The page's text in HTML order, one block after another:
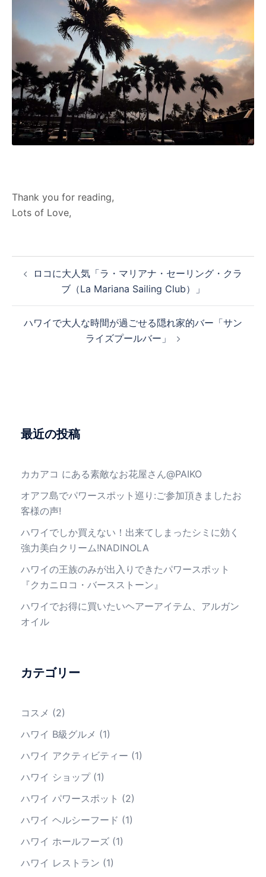
Thank you for reading,
Lots of Love,
稿
ゲ
ロコに大人気「ラ・マリアナ・セーリング・クラ
ブ（La Mariana Sailing Club）」
ハワイで大人な時間が過ごせる隠れ家的バー「サン
ライズプールバー」
最近の投稿
カカアコ にある素敵なお花屋さん@PAIKO
オアフ島でパワースポット巡り:ご参加頂きましたお
客様の声!
ハワイでしか買えない！出来てしまったシミに効く
強力美白クリーム!NADINOLA
ハワイの王族のみが出入りできたパワースポット
『クカニロコ・バースストーン』
ハワイでお得に買いたいヘアーアイテム、アルガン
オイル
カテゴリー
コスメ (2)
ハワイ B級グルメ (1)
ハワイ アクティビティー (1)
ハワイ ショップ(1)
ハワイ パワースポット (2)
ハワイ ヘルシーフード (1)
ハワイ ホールフーズ (1)
ハワイ レストラン (1)